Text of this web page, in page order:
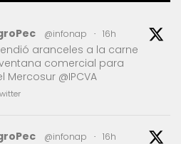
@infonap · 16h
aranceles a la carne
comercial para
@IPCVA
@infonap · 16h